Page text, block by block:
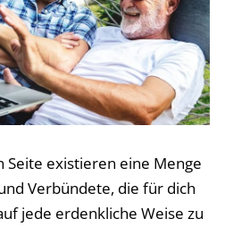
Seite existieren eine Menge
Verbündete, die für dich
jede erdenkliche Weise zu